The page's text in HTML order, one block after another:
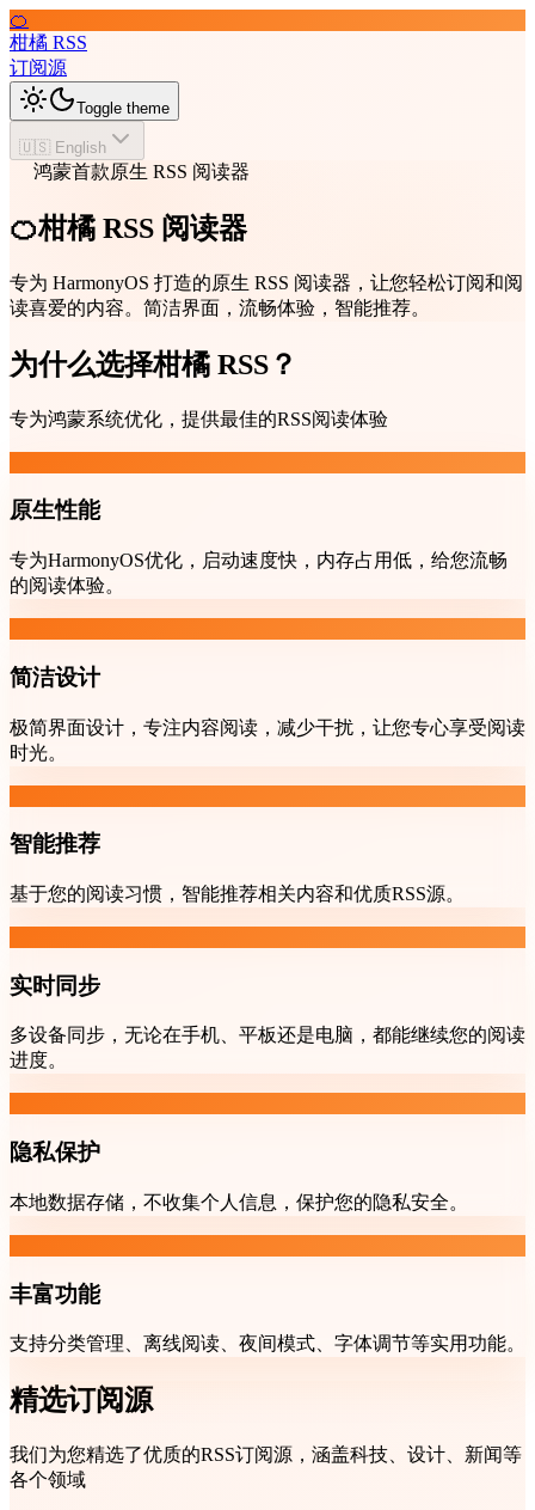
🍊
柑橘 RSS
订阅源
Toggle theme
🇺🇸 English
鸿蒙首款原生 RSS 阅读器
🍊柑橘 RSS 阅读器
专为 HarmonyOS 打造的原生 RSS 阅读器，让您轻松订阅和阅
读喜爱的内容。简洁界面，流畅体验，智能推荐。
为什么选择柑橘 RSS？
专为鸿蒙系统优化，提供最佳的RSS阅读体验
原生性能
专为HarmonyOS优化，启动速度快，内存占用低，给您流畅
的阅读体验。
简洁设计
极简界面设计，专注内容阅读，减少干扰，让您专心享受阅读
时光。
智能推荐
基于您的阅读习惯，智能推荐相关内容和优质RSS源。
实时同步
多设备同步，无论在手机、平板还是电脑，都能继续您的阅读
进度。
隐私保护
本地数据存储，不收集个人信息，保护您的隐私安全。
丰富功能
支持分类管理、离线阅读、夜间模式、字体调节等实用功能。
精选订阅源
我们为您精选了优质的RSS订阅源，涵盖科技、设计、新闻等
各个领域